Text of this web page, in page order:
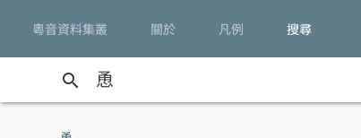
粵音資料集叢 關於 凡例 搜尋
search